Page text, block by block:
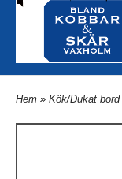
Hem » Kök/Dukat bord